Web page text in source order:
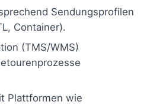
Sendungsprofilen
Container).
(TMS/WMS)
Plattformen wie